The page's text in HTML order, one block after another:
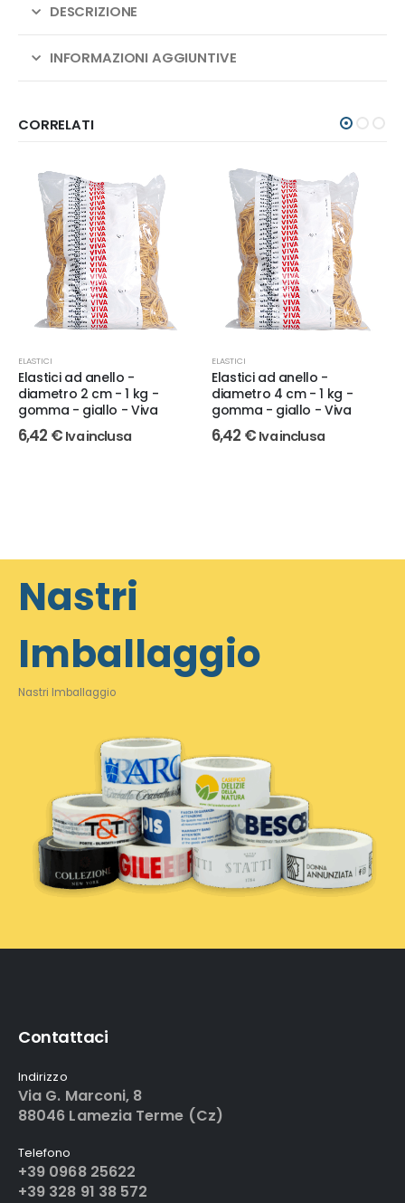
DESCRIZIONE
INFORMAZIONI AGGIUNTIVE
CORRELATI
ELASTICI
Elastici ad anello -
diametro 2 cm - 1 kg -
gomma - giallo - Viva
6,42 € Iva inclusa
ELASTICI
Elastici ad anello -
diametro 4 cm - 1 kg -
gomma - giallo - Viva
6,42 € Iva inclusa
Nastri
Imballaggio
Nastri Imballaggio
Contattaci
Indirizzo
Via G. Marconi, 8
88046 Lamezia Terme (Cz)
Telefono
+39 0968 25622
+39 328 91 38 572